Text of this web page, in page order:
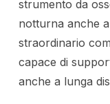
strumento da
notturna anche
straordinario
capace di
anche a lunga